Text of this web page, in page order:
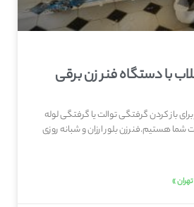
با دستگاه فنر زن برقی
برای باز کردن گرفتگی توالت یا گرفتگی لوله
هستیم.فنرزن بلور ارزان و شبانه روزی
»